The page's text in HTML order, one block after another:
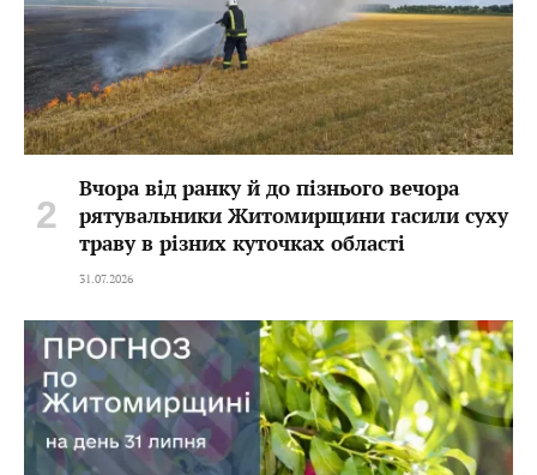
Вчора від ранку й до пізнього вечора
рятувальники Житомирщини гасили суху
траву в різних куточках області
31.07.2026